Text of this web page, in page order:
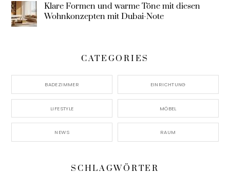
Klare Formen und warme Töne mit diesen
Wohnkonzepten mit Dubai-Note
CATEGORIES
BADEZIMMER EINRICHTUNG
LIFESTYLE MÖBEL
NEWS RAUM
SCHLAGWÖRTER